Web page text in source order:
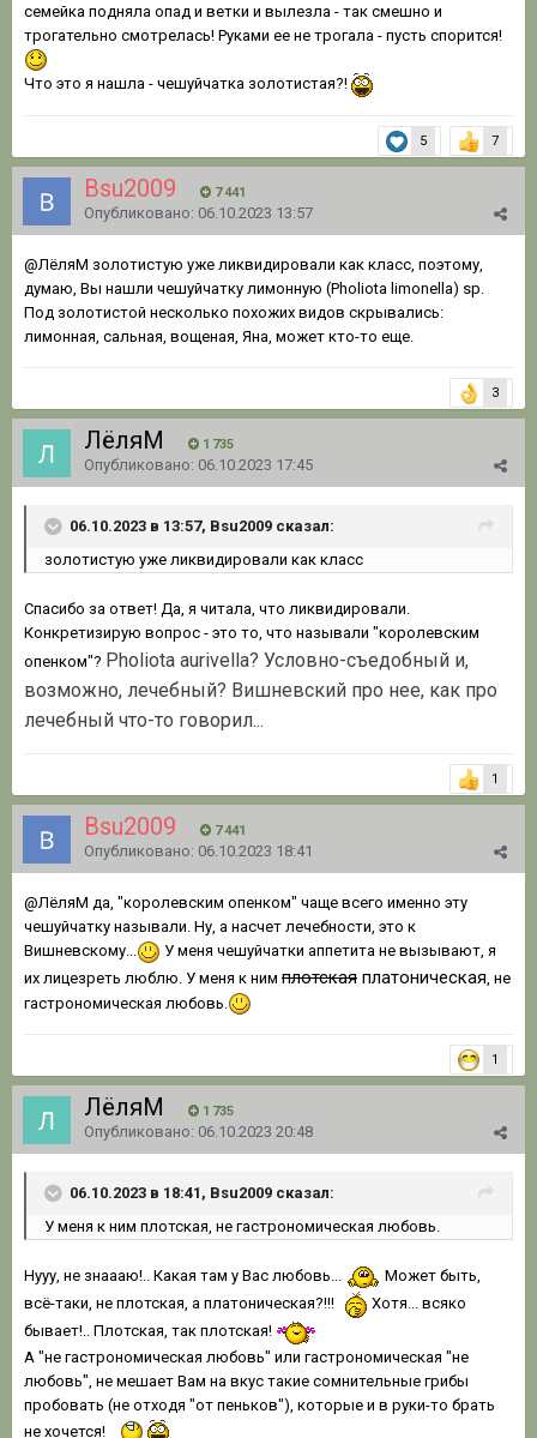
семейка подняла опад и ветки и вылезла - так смешно и
трогательно смотрелась! Руками ее не трогала - пусть спорится!
Что это я нашла - чешуйчатка золотистая?!
5 7
Bsu2009 7 441
Опубликовано: 06.10.2023 13:57
@ЛёляМ золотистую уже ликвидировали как класс, поэтому,
думаю, Вы нашли чешуйчатку лимонную (Pholiota limonella) sp.
Под золотистой несколько похожих видов скрывались:
лимонная, сальная, вощеная, Яна, может кто-то еще.
3
ЛёляМ 1 735
Опубликовано: 06.10.2023 17:45
06.10.2023 в 13:57, Bsu2009 сказал:
золотистую уже ликвидировали как класс
Спасибо за ответ! Да, я читала, что ликвидировали.
Конкретизирую вопрос - это то, что называли "королевским
опенком"? Pholiota aurivella? Условно-съедобный и,
возможно, лечебный? Вишневский про нее, как про
лечебный что-то говорил...
1
Bsu2009 7 441
Опубликовано: 06.10.2023 18:41
@ЛёляМ да, "королевским опенком" чаще всего именно эту
чешуйчатку называли. Ну, а насчет лечебности, это к
Вишневскому...
У меня чешуйчатки аппетита не вызывают, я
их лицезреть люблю. У меня к ним плотская платоническая , не
гастрономическая любовь.
1
ЛёляМ 1 735
Опубликовано: 06.10.2023 20:48
06.10.2023 в 18:41, Bsu2009 сказал:
У меня к ним плотская, не гастрономическая любовь.
Нууу, не знаааю!.. Какая там у Вас любовь...
Может быть,
всё-таки, не плотская, а платоническая?!!!
Хотя... всяко
бывает!.. Плотская, так плотская!
А "не гастрономическая любовь" или гастрономическая "не
любовь", не мешает Вам на вкус такие сомнительные грибы
пробовать (не отходя "от пеньков"), которые и в руки-то брать
не хочется!